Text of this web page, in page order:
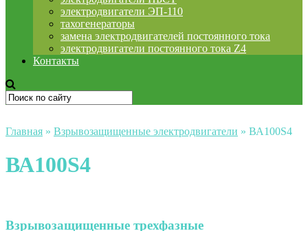
электродвигатели ЭП-110
тахогенераторы
замена электродвигателей постоянного тока
электродвигатели постоянного тока Z4
Контакты
Главная » Взрывозащищенные электродвигатели » ВА100S4
ВА100S4
Взрывозащищенные трехфазные